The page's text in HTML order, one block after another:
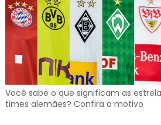
Você sabe o que significam as
times alemães? Confira o motivo